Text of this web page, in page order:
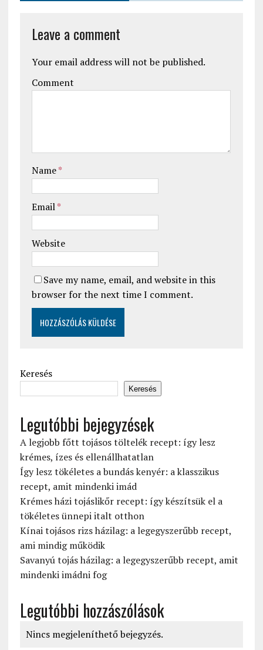
Leave a comment
Your email address will not be published.
Comment
Name*
Email*
Website
Save my name, email, and website in this
browser for the next time I comment.
Keresés
Keresés
Legutóbbi bejegyzések
A legjobb főtt tojásos töltelék recept: így lesz
krémes, ízes és ellenállhatatlan
Így lesz tökéletes a bundás kenyér: a klasszikus
recept, amit mindenki imád
Krémes házi tojáslikőr recept: így készítsük el a
tökéletes ünnepi italt otthon
Kínai tojásos rizs házilag: a legegyszerűbb recept,
ami mindig működik
Savanyú tojás házilag: a legegyszerűbb recept, amit
mindenki imádni fog
Legutóbbi hozzászólások
Nincs megjeleníthető bejegyzés.